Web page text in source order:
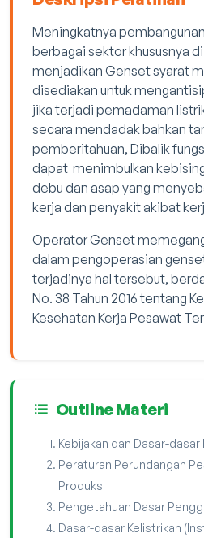
Meningkatnya
berbagai sektor khususnya
menjadikan Genset syarat
disediakan untuk
jika terjadi pemadaman
secara mendadak bahkan
pemberitahuan, Dibalik
dapat menimbulkan
debu dan asap yang
kerja dan penyakit akibat
Operator Genset
dalam pengoperasian
terjadinya hal tersebut,
No. 38 Tahun 2016 tentang
Kesehatan Kerja Pesawat
Outline Materi
Kebijakan dan Dasar-dasar
Peraturan Perundangan
Produksi
Pengetahuan Dasar
Dasar-dasar Kelistrikan